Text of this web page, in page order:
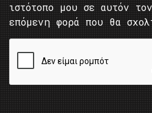
ιστότοπο μου σε αυτόν
επόμενη φορά που θα